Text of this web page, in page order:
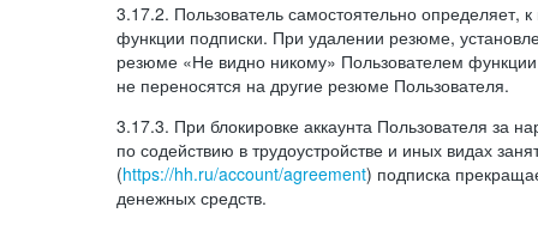
3.17.2. Пользователь самостоятельно определяет,
функции подписки. При удалении резюме,
резюме «Не видно никому» Пользователем функции
не переносятся на другие резюме Пользователя.
3.17.3. При блокировке аккаунта Пользователя за
по содействию в трудоустройстве и иных видах
(https://hh.ru/account/agreement) подписка
денежных средств.